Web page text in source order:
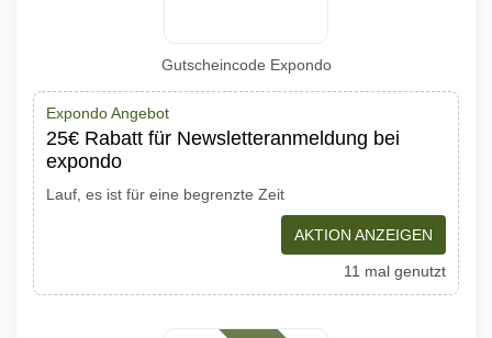
Gutscheincode Expondo
Expondo Angebot
25€ Rabatt für Newsletteranmeldung bei
expondo
Lauf, es ist für eine begrenzte Zeit
AKTION ANZEIGEN
11 mal genutzt